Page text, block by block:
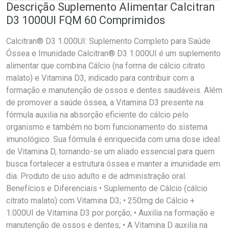
Descrição Suplemento Alimentar Calcitran
D3 1000UI FQM 60 Comprimidos
Calcitran® D3 1.000UI: Suplemento Completo para Saúde
Óssea e Imunidade Calcitran® D3 1.000UI é um suplemento
alimentar que combina Cálcio (na forma de cálcio citrato
malato) e Vitamina D3, indicado para contribuir com a
formação e manutenção de ossos e dentes saudáveis. Além
de promover a saúde óssea, a Vitamina D3 presente na
fórmula auxilia na absorção eficiente do cálcio pelo
organismo e também no bom funcionamento do sistema
imunológico. Sua fórmula é enriquecida com uma dose ideal
de Vitamina D, tornando-se um aliado essencial para quem
busca fortalecer a estrutura óssea e manter a imunidade em
dia. Produto de uso adulto e de administração oral.
Benefícios e Diferenciais • Suplemento de Cálcio (cálcio
citrato malato) com Vitamina D3; • 250mg de Cálcio +
1.000UI de Vitamina D3 por porção; • Auxilia na formação e
manutenção de ossos e dentes; • A Vitamina D auxilia na